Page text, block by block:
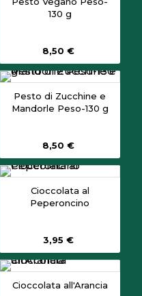
130 g
8,50 €
Pesto di Zucchine e
Mandorle Peso-130 g
8,50 €
Cioccolata al
Peperoncino
3,95 €
Cioccolata all'Arancia